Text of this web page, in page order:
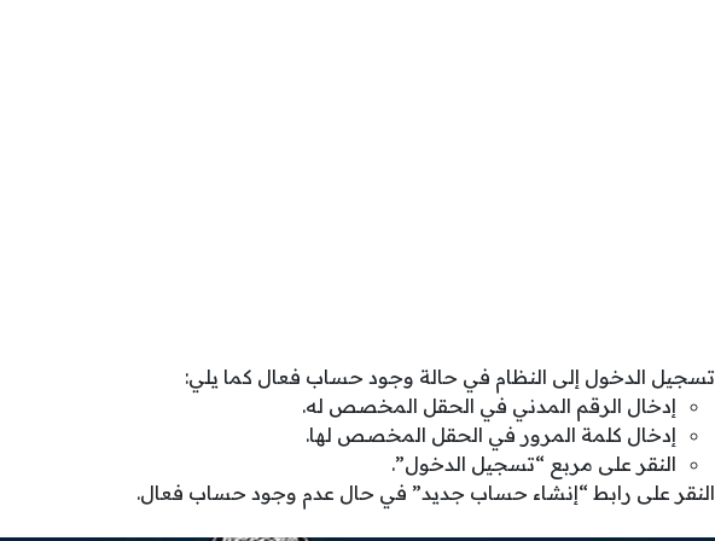
تسجيل الدخول إلى النظام في حالة وجود حساب فعال كما يلي:
إدخال الرقم المدني في الحقل المخصص له.
إدخال كلمة المرور في الحقل المخصص لها.
النقر على مربع “تسجيل الدخول”.
النقر على رابط “إنشاء حساب جديد” في حال عدم وجود حساب فعال.